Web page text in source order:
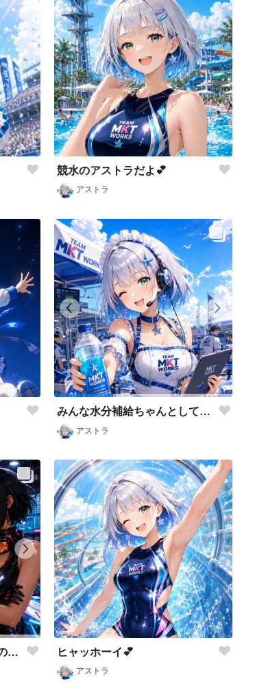
競水のアストラだよ💕
アストラ
みんな水分補給ちゃんとしてね😉✨
アストラ
あたしの同僚（新キャラ）のご紹介だよ😉✨ ヒャッホーイ💕
アストラ